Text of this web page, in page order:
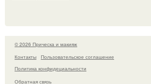
© 2026 Прическа и макияж
Контакты
Пользовательское соглашение
Политика конфидециальности
Обратная связь